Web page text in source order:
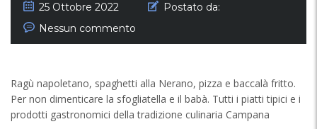
25 Ottobre 2022
Postato da:
Nessun commento
Ragù napoletano, spaghetti alla Nerano, pizza e baccalà fritto.
Per non dimenticare la sfogliatella e il babà. Tutti i piatti tipici e i
prodotti gastronomici della tradizione culinaria Campana